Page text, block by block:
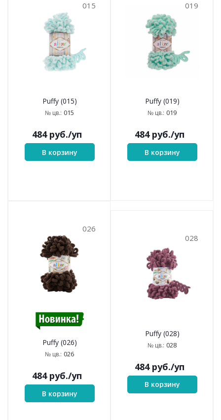
015
Puffy (015)
№ цв.: 015
484руб./уп
В корзину
019
Puffy (019)
№ цв.: 019
484руб./уп
В корзину
026
Puffy (026)
№ цв.: 026
484руб./уп
В корзину
028
Puffy (028)
№ цв.: 028
484руб./уп
В корзину